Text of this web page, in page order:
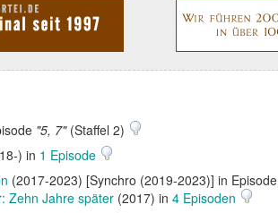
"5, 7"(Staffel 2)
) in 1 Episode
(2017-2023) [Synchro (2019-2023)] in Episode
Zehn Jahre später (2017) in 4 Episoden